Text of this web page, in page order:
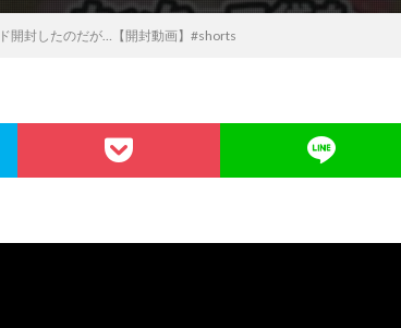
開封したのだが…【開封動画】#shorts